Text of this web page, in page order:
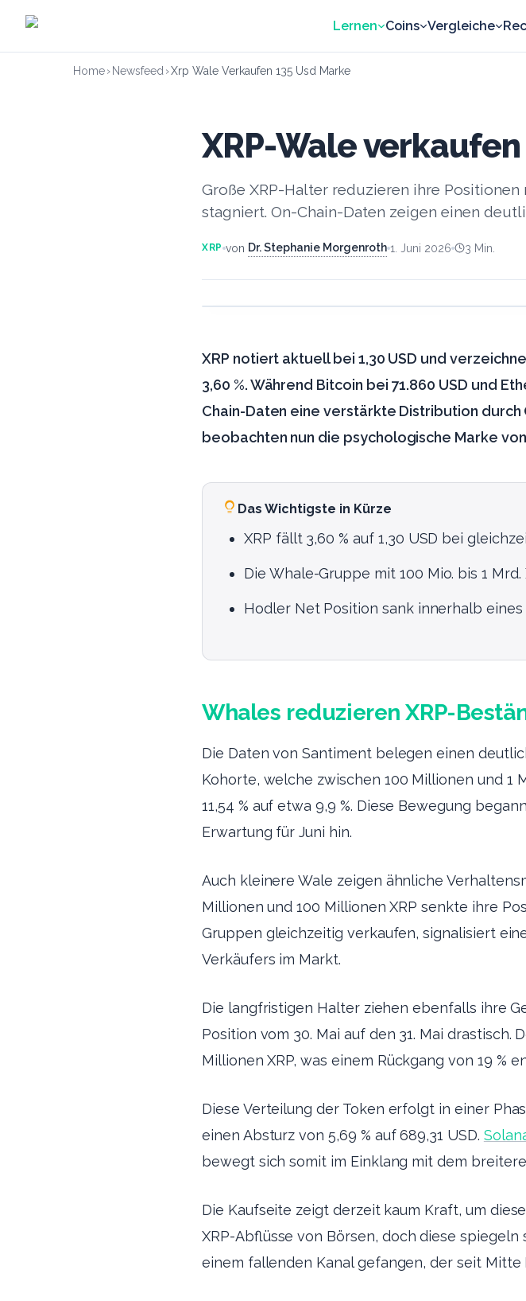
Lernen
Coins Vergleiche
Home› Newsfeed ›Xrp Wale Verkaufen 135 Usd Marke
XRP-Wale
Große XRP-Halter reduzieren ihre Positionen
stagniert. On-Chain-Daten zeigen einen
XRP von Dr. Stephanie Morgenroth 1. Juni 2026 3 Min.
XRP notiert aktuell bei 1,30 USD und
3,60 %. Während Bitcoin bei 71.860 USD und
Chain-Daten eine verstärkte Distribution
beobachten nun die psychologische Marke von
Das Wichtigste in Kürze
XRP fällt 3,60 % auf 1,30 USD bei
Die Whale-Gruppe mit 100 Mio. bis 1
Hodler Net Position sank innerhalb eines
Whales reduzieren XRP-
Die Daten von Santiment belegen einen
Kohorte, welche zwischen 100 Millionen und 1
11,54 % auf etwa 9,9 %. Diese Bewegung
Erwartung für Juni hin.
Auch kleinere Wale zeigen ähnliche
Millionen und 100 Millionen XRP senkte ihre
Gruppen gleichzeitig verkaufen, signalisiert
Verkäufers im Markt.
Die langfristigen Halter ziehen ebenfalls ihre
Position vom 30. Mai auf den 31. Mai drastisch.
Millionen XRP, was einem Rückgang von 19 %
Diese Verteilung der Token erfolgt in einer
einen Absturz von 5,69 % auf 689,31 USD.
bewegt sich somit im Einklang mit dem
Die Kaufseite zeigt derzeit kaum Kraft, um
XRP-Abflüsse von Börsen, doch diese
einem fallenden Kanal gefangen, der seit Mitte